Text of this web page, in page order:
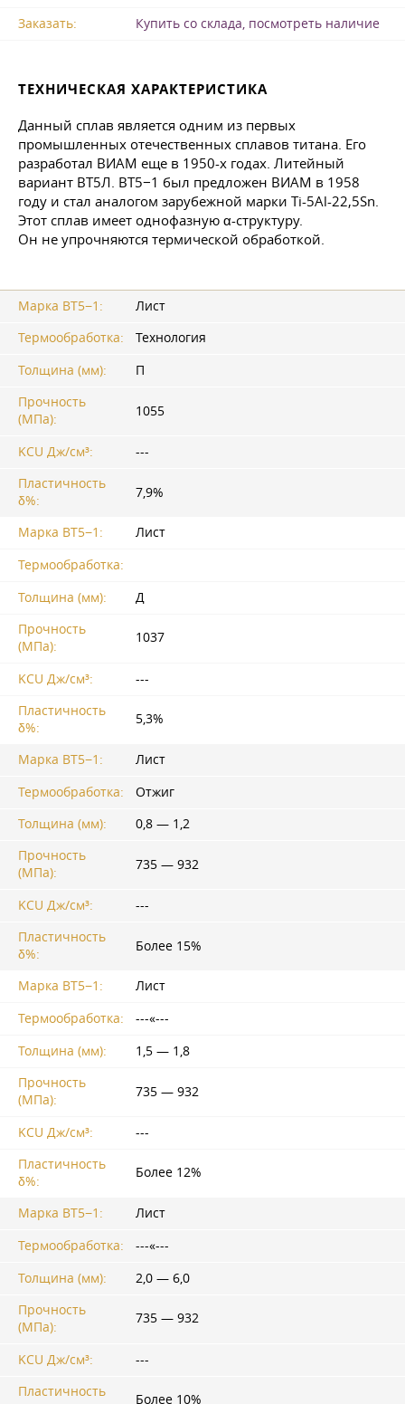
Заказать:
Купить со склада, посмотреть наличие
ТЕХНИЧЕСКАЯ ХАРАКТЕРИСТИКА
Данный сплав является одним из первых
промышленных отечественных сплавов титана. Его
разработал ВИАМ еще в 1950-х годах. Литейный
вариант ВТ5Л. ВТ5−1 был предложен ВИАМ в 1958
году и стал аналогом зарубежной марки Ti-5Al-22,5Sn.
Этот сплав имеет однофазную α-структуру.
Он не упрочняются термической обработкой.
Марка ВТ5−1:
Лист
Термообработка:
Технология
Толщина (мм):
П
Прочность
(МПа):
1055
KCU Дж/см³:
---
Пластичность
δ%:
7,9%
Марка ВТ5−1:
Лист
Термообработка:
Толщина (мм):
Д
Прочность
(МПа):
1037
KCU Дж/см³:
---
Пластичность
δ%:
5,3%
Марка ВТ5−1:
Лист
Термообработка:
Отжиг
Толщина (мм):
0,8 — 1,2
Прочность
(МПа):
735 — 932
KCU Дж/см³:
---
Пластичность
δ%:
Более 15%
Марка ВТ5−1:
Лист
Термообработка:
---«---
Толщина (мм):
1,5 — 1,8
Прочность
(МПа):
735 — 932
KCU Дж/см³:
---
Пластичность
δ%:
Более 12%
Марка ВТ5−1:
Лист
Термообработка:
---«---
Толщина (мм):
2,0 — 6,0
Прочность
(МПа):
735 — 932
KCU Дж/см³:
---
Пластичность
Более 10%